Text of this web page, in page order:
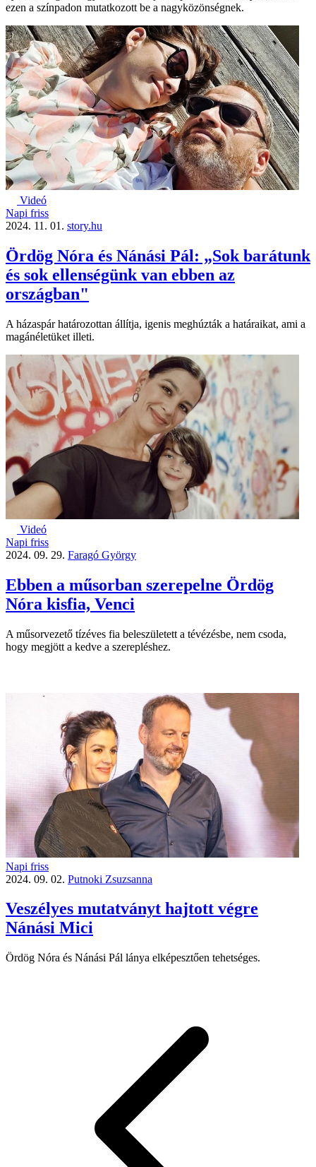
ezen a színpadon mutatkozott be a nagyközönségnek.
Videó
Napi friss
2024. 11. 01. story.hu
Ördög Nóra és Nánási Pál: „Sok barátunk
és sok ellenségünk van ebben az
országban"
A házaspár határozottan állítja, igenis meghúzták a határaikat, ami a
magánéletüket illeti.
Videó
Napi friss
2024. 09. 29. Faragó György
Ebben a műsorban szerepelne Ördög
Nóra kisfia, Venci
A műsorvezető tízéves fia beleszületett a tévézésbe, nem csoda,
hogy megjött a kedve a szerepléshez.
Napi friss
2024. 09. 02. Putnoki Zsuzsanna
Veszélyes mutatványt hajtott végre
Nánási Mici
Ördög Nóra és Nánási Pál lánya elképesztően tehetséges.